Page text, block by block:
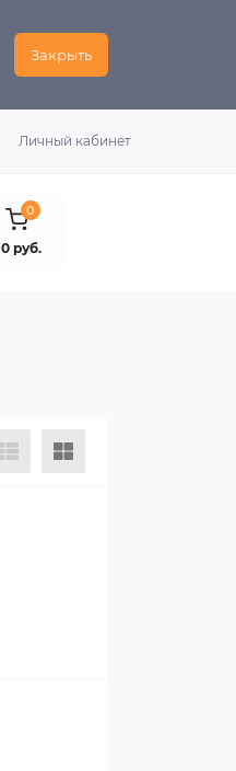
Закрыть
Личный кабинет
0
0 руб.